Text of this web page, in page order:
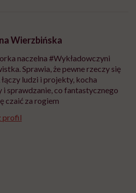
Wierzbińska
naczelna #Wykładowczyni
Sprawia, że pewne rzeczy się
łączy ludzi i projekty, kocha
i sprawdzanie, co fantastycznego
czaić za rogiem
profil